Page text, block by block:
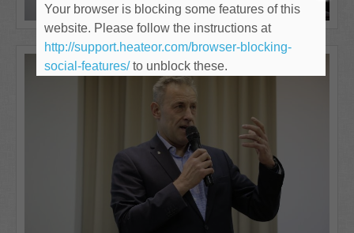
Your browser is blocking some features of this
website. Please follow the instructions at
http://support.heateor.com/browser-blocking-
social-features/to unblock these.